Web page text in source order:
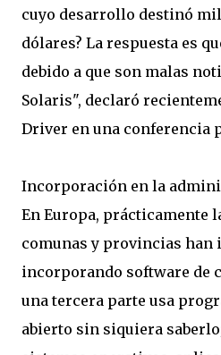
cuyo desarrollo destinó
dólares? La respuesta es
debido a que son malas
Solaris", declaró
Driver en una conferencia
Incorporación en la
En Europa, prácticamente
comunas y provincias han
incorporando software de
una tercera parte usa
abierto sin siquiera